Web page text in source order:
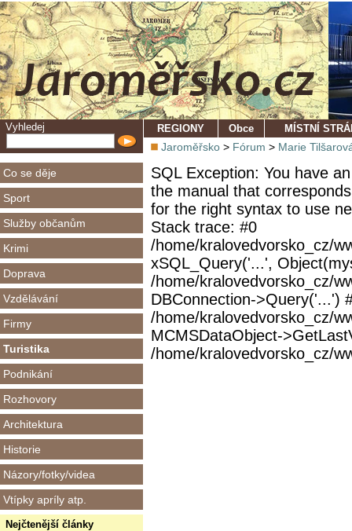
Vyhledej
Co se děje
Sport
Služby občanům
Krimi
Doprava
Vzdělávání
Firmy
Turistika
Podnikání
Rozhovory
Architektura
Historie
Názory/fotky/videa
Vtípky apríly atp.
Nejčtenější články
REGIONY Obce MÍSTNÍ
Jaroměřsko > Fórum > Marie
SQL Exception: You have
the manual that
for the right syntax to use
Stack trace: #0
/home/kralovedvorsko_cz/
xSQL_Query('...',
/home/kralovedvorsko_cz/
DBConnection->Query('...')
/home/kralovedvorsko_cz/
MCMSDataObject-
/home/kralovedvorsko_cz/